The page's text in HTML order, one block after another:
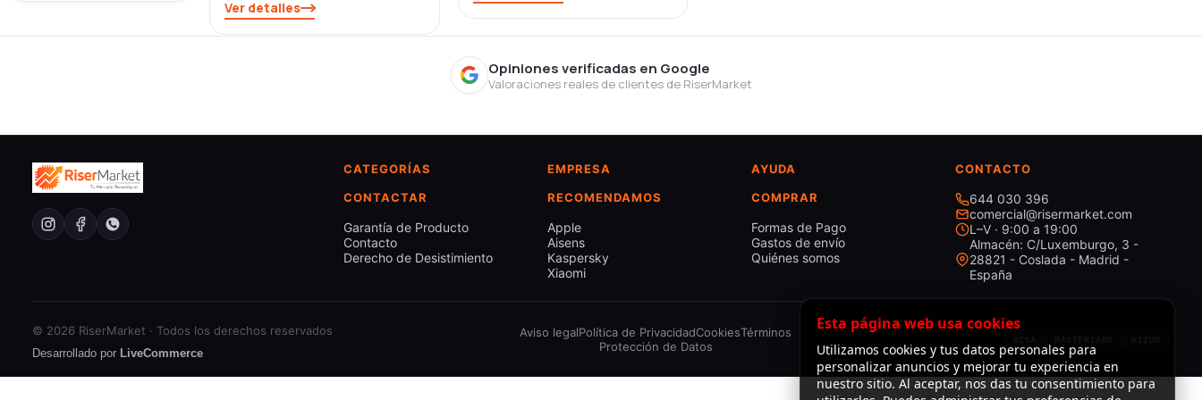
Ver detalles
Opiniones verificadas en Google
Valoraciones reales de clientes de RiserMarket
CATEGORÍAS
CONTACTAR
Garantía de Producto
Contacto
Derecho de Desistimiento
EMPRESA
RECOMENDAMOS
Apple
Aisens
Kaspersky
Xiaomi
AYUDA
COMPRAR
Formas de Pago
Gastos de envío
Quiénes somos
CONTACTO
644 030 396
comercial@risermarket.com
L–V · 9:00 a 19:00
Almacén: C/Luxemburgo, 3 -
28821 - Coslada - Madrid -
España
© 2026 RiserMarket · Todos los derechos reservados
Desarrollado por LiveCommerce
Aviso legalPolítica de PrivacidadCookiesTérminos
Protección de Datos
Esta página web usa cookies
Utilizamos cookies y tus datos personales para
personalizar anuncios y mejorar tu experiencia en
nuestro sitio. Al aceptar, nos das tu consentimiento para